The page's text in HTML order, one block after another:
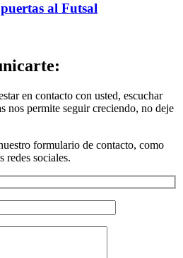
al Futsal
en contacto con usted, escuchar
nos permite seguir creciendo, no deje
formulario de contacto, como
redes sociales.